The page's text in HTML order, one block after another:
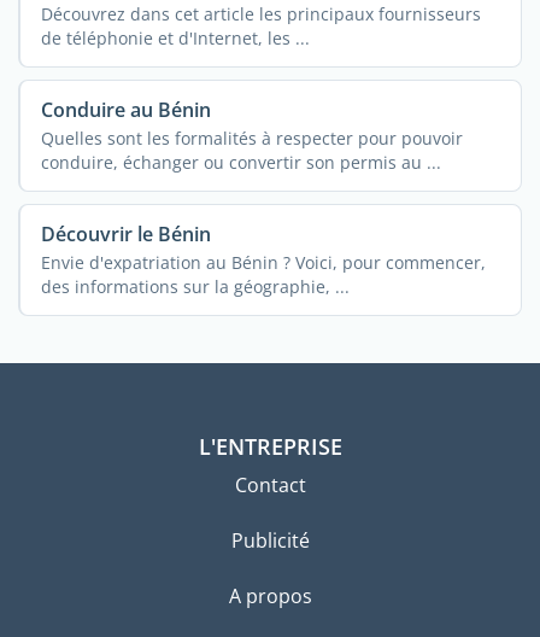
Découvrez dans cet article les principaux fournisseurs
de téléphonie et d'Internet, les ...
Conduire au Bénin
Quelles sont les formalités à respecter pour pouvoir
conduire, échanger ou convertir son permis au ...
Découvrir le Bénin
Envie d'expatriation au Bénin ? Voici, pour commencer,
des informations sur la géographie, ...
L'ENTREPRISE
Contact
Publicité
A propos